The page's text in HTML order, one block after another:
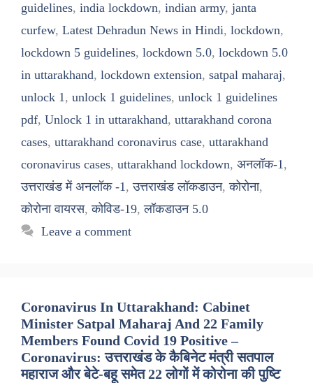
guidelines, india lockdown, indian army, janta
curfew, Latest Dehradun News in Hindi, lockdown,
lockdown 5 guidelines, lockdown 5.0, lockdown 5.0
in uttarakhand, lockdown extension, satpal maharaj,
unlock 1, unlock 1 guidelines, unlock 1 guidelines
pdf, Unlock 1 in uttarakhand, uttarakhand corona
cases, uttarakhand coronavirus case, uttarakhand
coronavirus cases, uttarakhand lockdown, अनलॉक-1,
उत्तराखंड में अनलॉक -1,उत्तराखंड लॉकडाउन,कोरोना,
कोरोना वायरस,कोविड-19,लॉकडाउन 5.0
Leave a comment
Coronavirus In Uttarakhand: Cabinet
Minister Satpal Maharaj And 22 Family
Members Found Covid 19 Positive –
Coronavirus: उत्तराखंड के कैबिनेट मंत्री सतपाल
महाराज और बेटे-बहू समेत 22 लोगों में कोरोना की पुष्टि